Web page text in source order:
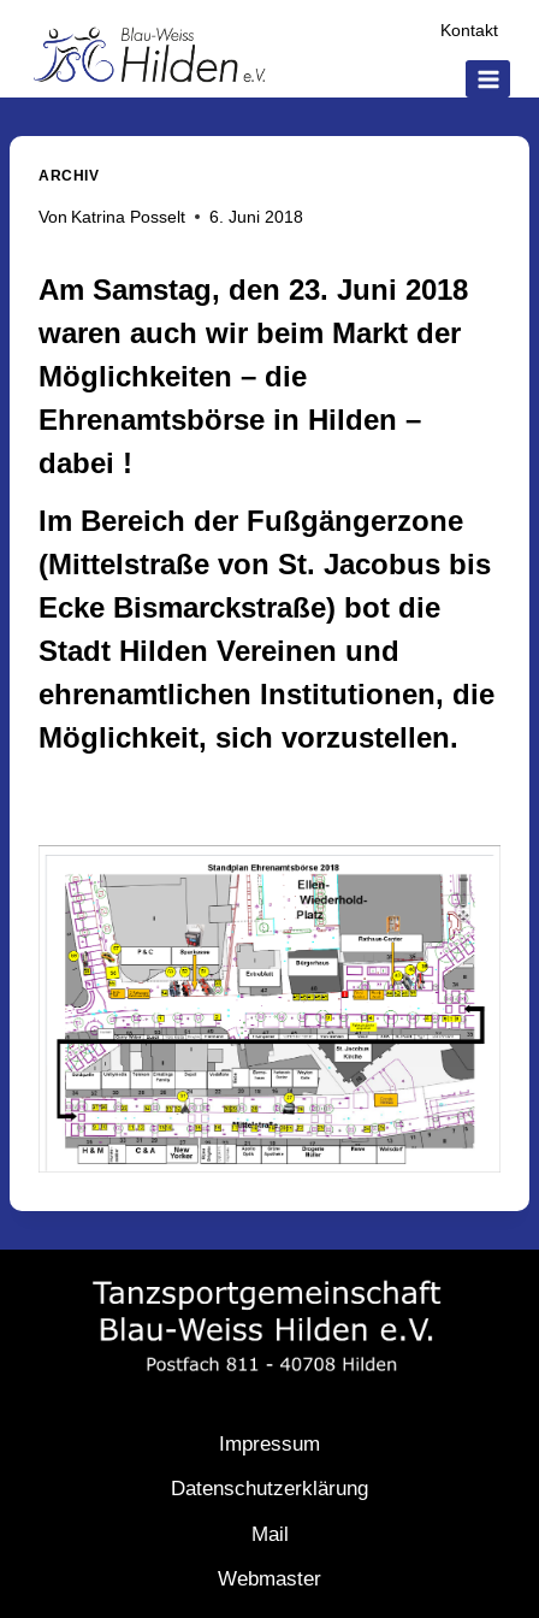
Inhalt
springen
Kontakt
ARCHIV
Von Katrina Posselt 6. Juni 2018
Am Samstag, den 23. Juni 2018
waren auch wir beim Markt der
Möglichkeiten – die
Ehrenamtsbörse in Hilden –
dabei !
Im Bereich der Fußgängerzone
(Mittelstraße von St. Jacobus bis
Ecke Bismarckstraße) bot die
Stadt Hilden Vereinen und
ehrenamtlichen Institutionen, die
Möglichkeit, sich vorzustellen.
Impressum
Datenschutzerklärung
Mail
Webmaster